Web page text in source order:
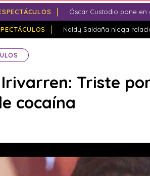
Óscar Custodio pone en
Naldy Saldaña niega
Triste
cocaína